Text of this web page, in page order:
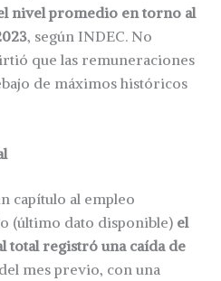
nivel promedio en torno al
, según INDEC. No
que las remuneraciones
de máximos históricos
capítulo al empleo
(último dato disponible) el
total registró una caída de
mes previo, con una